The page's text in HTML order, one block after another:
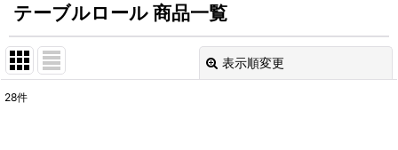
テーブルロール 商品一覧
表示順変更
28件